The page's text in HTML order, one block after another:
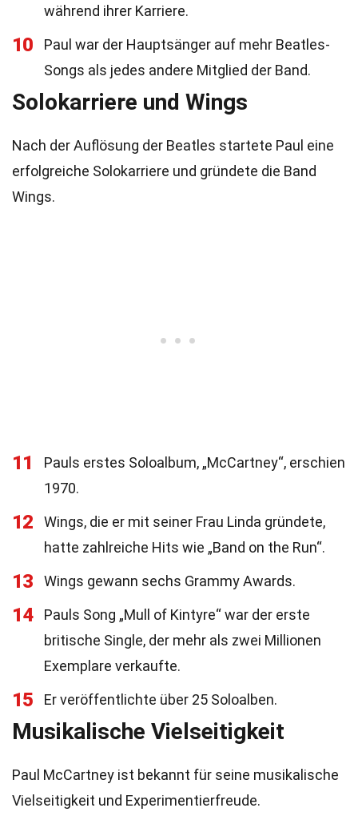
während ihrer Karriere.
10
Paul war der Hauptsänger auf mehr Beatles-
Songs als jedes andere Mitglied der Band.
Solokarriere und Wings
Nach der Auflösung der Beatles startete Paul eine
erfolgreiche Solokarriere und gründete die Band
Wings.
11
Pauls erstes Soloalbum, „McCartney“, erschien
1970.
12
Wings, die er mit seiner Frau Linda gründete,
hatte zahlreiche Hits wie „Band on the Run“.
13 Wings gewann sechs Grammy Awards.
14
Pauls Song „Mull of Kintyre“ war der erste
britische Single, der mehr als zwei Millionen
Exemplare verkaufte.
15 Er veröffentlichte über 25 Soloalben.
Musikalische Vielseitigkeit
Paul McCartney ist bekannt für seine musikalische
Vielseitigkeit und Experimentierfreude.